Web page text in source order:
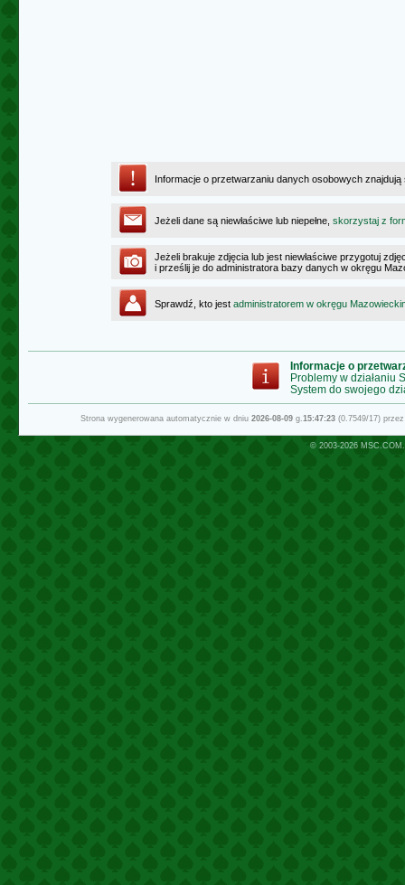
Informacje o przetwarzaniu danych osobowych
Jeżeli dane są niewłaściwe lub niepełne, skorzystaj z
Jeżeli brakuje zdjęcia lub jest niewłaściwe przygotuj
i prześlij je do administratora bazy danych w okręgu
Sprawdź, kto jest administratorem w okręgu
Informacje o
Problemy w działaniu
System do swojego
Strona wygenerowana automatycznie w dniu 2026-08-09g.15:47:23(0.7549/17)
© 2003-2026